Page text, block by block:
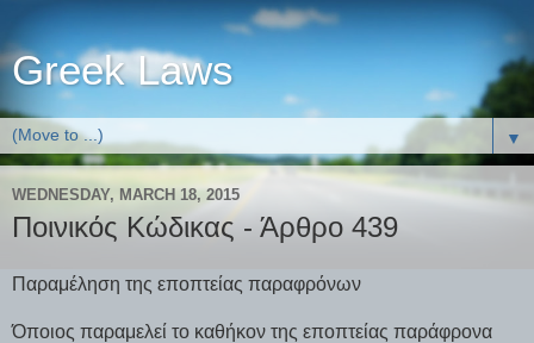
Greek Laws
▼
WEDNESDAY, MARCH 18, 2015
Ποινικός Κώδικας - Άρθρο 439
Παραμέληση της εποπτείας παραφρόνων
Όποιος παραμελεί το καθήκον της εποπτείας παράφρονα